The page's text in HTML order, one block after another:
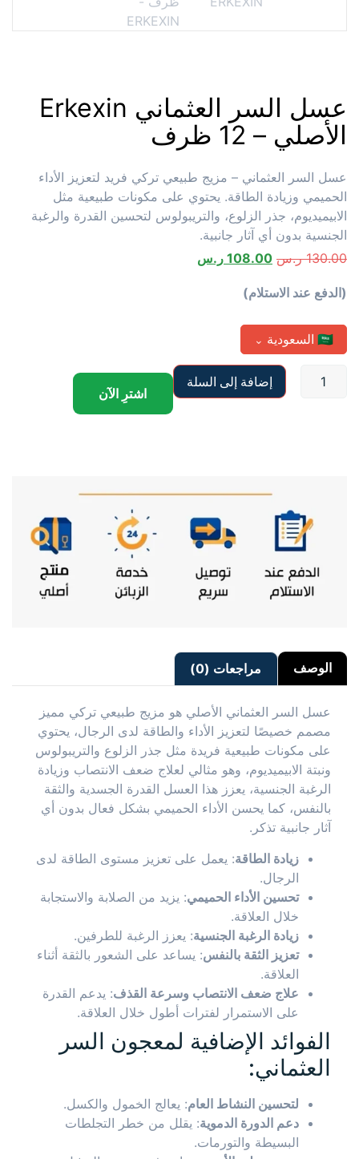
عسل السر العثماني Erkexin
الأصلي – 12 ظرف
عسل السر العثماني – مزيج طبيعي تركي فريد لتعزيز الأداء
الحميمي وزيادة الطاقة. يحتوي على مكونات طبيعية مثل
الابيميديوم، جذر الزلوع، والتريبولوس لتحسين القدرة والرغبة
الجنسية بدون أي آثار جانبية.
130.00 ر.س 108.00 ر.س
(الدفع عند الاستلام)
🇸🇦 السعودية ⌄
إضافة إلى السلة
اشترِ الآن
الوصف مراجعات (0)
عسل السر العثماني الأصلي هو مزيج طبيعي تركي مميز
مصمم خصيصًا لتعزيز الأداء والطاقة لدى الرجال، يحتوي
على مكونات طبيعية فريدة مثل جذر الزلوع والتريبولوس
ونبتة الابيميديوم، وهو مثالي لعلاج ضعف الانتصاب وزيادة
الرغبة الجنسية، يعزز هذا العسل القدرة الجسدية والثقة
بالنفس، كما يحسن الأداء الحميمي بشكل فعال بدون أي
آثار جانبية تذكر.
زيادة الطاقة: يعمل على تعزيز مستوى الطاقة لدى
الرجال.
تحسين الأداء الحميمي: يزيد من الصلابة والاستجابة
خلال العلاقة.
زيادة الرغبة الجنسية: يعزز الرغبة للطرفين.
تعزيز الثقة بالنفس: يساعد على الشعور بالثقة أثناء
العلاقة.
علاج ضعف الانتصاب وسرعة القذف: يدعم القدرة
على الاستمرار لفترات أطول خلال العلاقة.
الفوائد الإضافية لمعجون السر
العثماني:
لتحسين النشاط العام: يعالج الخمول والكسل.
دعم الدورة الدموية: يقلل من خطر التجلطات
البسيطة والتورمات.